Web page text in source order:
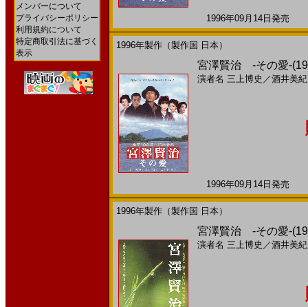
メンバーについて
プライバシーポリシー
利用規約について
特定商取引法に基づく
表示
1996年09月14日発売
1996年製作（製作国 日本）
宮澤賢治 -その愛-
演者名 三上博史 ／酒井美紀
1996年09月14日発売
1996年製作（製作国 日本）
宮澤賢治 -その愛-
演者名 三上博史 ／酒井美紀